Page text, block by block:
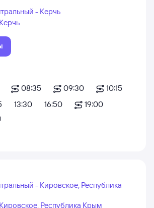
- Керчь
08:35 09:30
10:15
13:30 16:50
19:00
- Кировское, Республика
Республика Крым